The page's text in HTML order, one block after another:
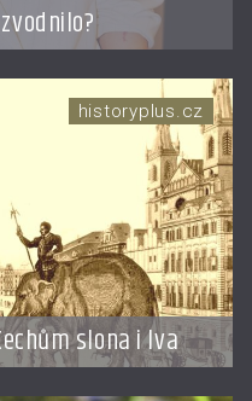
slona i lva
historyplus.cz